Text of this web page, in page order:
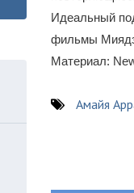
Идеальный
фильмы
Материал:
Амайя